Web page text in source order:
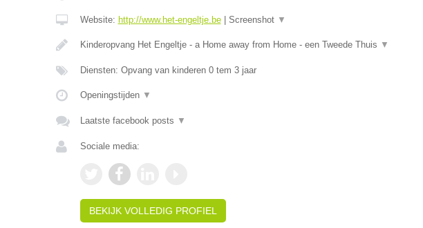
Website: http://www.het-engeltje.be| Screenshot ▼
Kinderopvang Het Engeltje - a Home away from Home - een Tweede Thuis ▼
Diensten: Opvang van kinderen 0 tem 3 jaar
Openingstijden ▼
Laatste facebook posts ▼
Sociale media:
BEKIJK VOLLEDIG PROFIEL